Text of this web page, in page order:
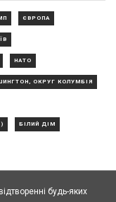
ЄВРОПА
НАТО
ОКРУГ КОЛУМБІЯ
БІЛИЙ ДІМ
будь-яких